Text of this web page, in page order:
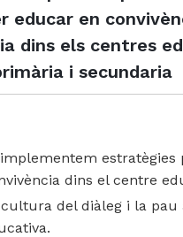
en l'àmbit educatiu
participacio vers la recollida
pre-llibertat
alternativa de conflictes
educar en
dins els centres
i secundaria
estratègies
dins el centre
del diàleg i la pau